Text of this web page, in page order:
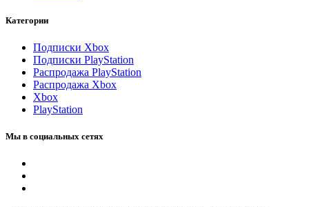
Категории
Подписки Xbox
Подписки PlayStation
Распродажа PlayStation
Распродажа Xbox
Xbox
PlayStation
Мы в социальных сетях